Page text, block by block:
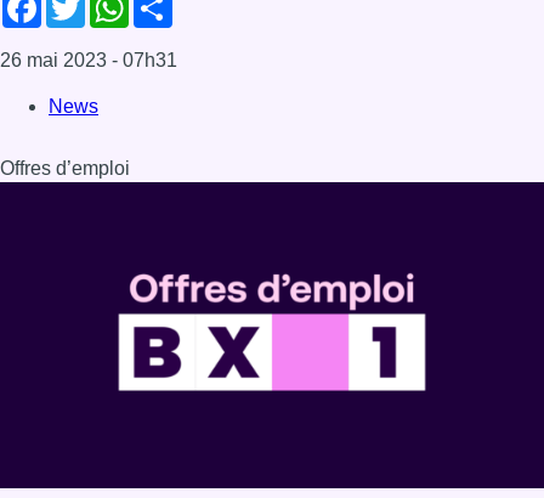
26 mai 2023 - 07h31
News
Offres d’emploi